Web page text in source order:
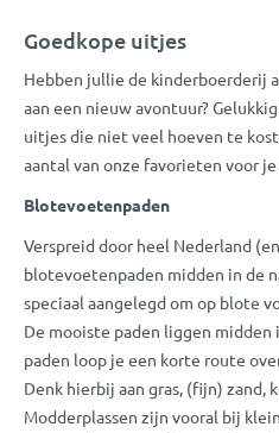
Goedkope uitjes
Hebben jullie de kinderboerderij
aan een nieuw avontuur?
uitjes die niet veel hoeven te
aantal van onze favorieten voor
Blotevoetenpaden
Verspreid door heel Nederland
blotevoetenpaden midden in de
speciaal aangelegd om op blote
De mooiste paden liggen
paden loop je een korte route
Denk hierbij aan gras, (fijn) zand,
Modderplassen zijn vooral bij